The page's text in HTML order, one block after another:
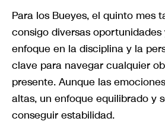
Para los Bueyes, el quinto mes
consigo diversas oportunidades
enfoque en la disciplina y la
clave para navegar cualquier
presente. Aunque las
altas, un enfoque equilibrado y
conseguir estabilidad.